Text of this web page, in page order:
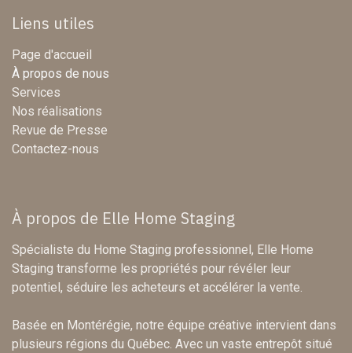
Liens utiles
Page d'accueil
À propos de nous
Services
Nos réalisations
Revue de Presse
Contactez-nous
À propos de Elle Home Staging
Spécialiste du Home Staging professionnel, Elle Home
Staging transforme les propriétés pour révéler leur
potentiel, séduire les acheteurs et accélérer la vente.
Basée en Montérégie, notre équipe créative intervient dans
plusieurs régions du Québec. Avec un vaste entrepôt situé